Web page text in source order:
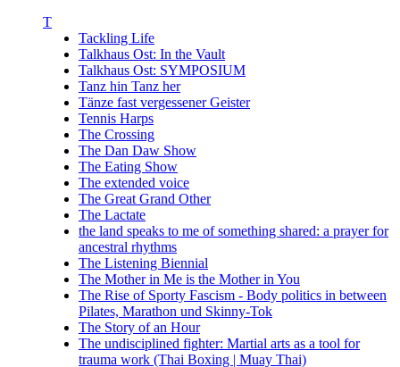
T
Tackling Life
Talkhaus Ost: In the Vault
Talkhaus Ost: SYMPOSIUM
Tanz hin Tanz her
Tänze fast vergessener Geister
Tennis Harps
The Crossing
The Dan Daw Show
The Eating Show
The extended voice
The Great Grand Other
The Lactate
the land speaks to me of something shared: a prayer for
ancestral rhythms
The Listening Biennial
The Mother in Me is the Mother in You
The Rise of Sporty Fascism - Body politics in between
Pilates, Marathon und Skinny-Tok
The Story of an Hour
The undisciplined fighter: Martial arts as a tool for
trauma work (Thai Boxing | Muay Thai)